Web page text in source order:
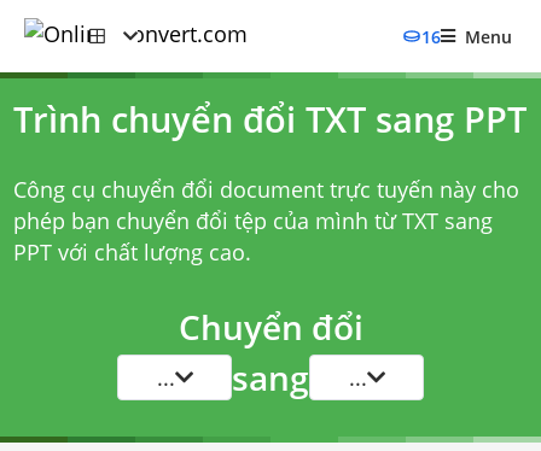
16 Menu
Trình chuyển đổi TXT sang PPT
Công cụ chuyển đổi document trực tuyến này cho
phép bạn chuyển đổi tệp của mình từ TXT sang
PPT với chất lượng cao.
Chuyển đổi
... sang ...